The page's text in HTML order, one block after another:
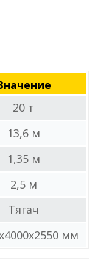
20 т
13,6 м
1,35 м
2,5 м
Тягач
мм